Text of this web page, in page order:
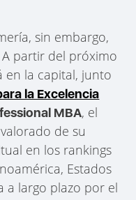
sin embargo,
partir del próximo
en la capital, junto
la Excelencia
MBA, el
de su
en los rankings
Estados
a largo plazo por el